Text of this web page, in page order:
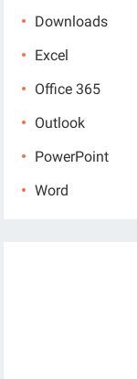
Downloads
Excel
Office 365
Outlook
PowerPoint
Word